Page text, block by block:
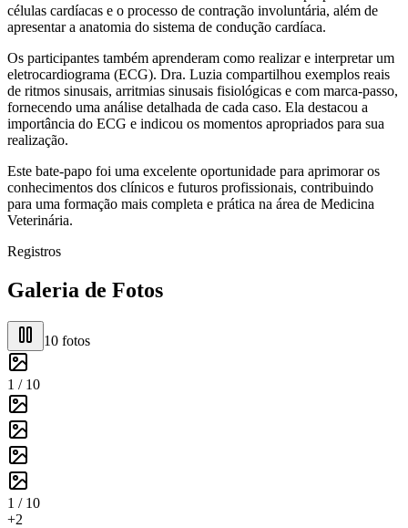
células cardíacas e o processo de contração involuntária, além de
apresentar a anatomia do sistema de condução cardíaca.
Os participantes também aprenderam como realizar e interpretar um
eletrocardiograma (ECG). Dra. Luzia compartilhou exemplos reais
de ritmos sinusais, arritmias sinusais fisiológicas e com marca-passo,
fornecendo uma análise detalhada de cada caso. Ela destacou a
importância do ECG e indicou os momentos apropriados para sua
realização.
Este bate-papo foi uma excelente oportunidade para aprimorar os
conhecimentos dos clínicos e futuros profissionais, contribuindo
para uma formação mais completa e prática na área de Medicina
Veterinária.
Registros
Galeria de Fotos
10 fotos
1 / 10
1 / 10
+2